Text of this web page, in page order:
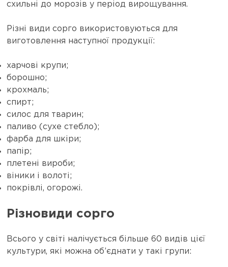
схильні до морозів у період вирощування.
Різні види сорго використовуються для
виготовлення наступної продукції:
харчові крупи;
борошно;
крохмаль;
спирт;
силос для тварин;
паливо (сухе стебло);
фарба для шкіри;
папір;
плетені вироби;
віники і волоті;
покрівлі, огорожі.
Різновиди сорго
Всього у світі налічується більше 60 видів цієї
культури, які можна об’єднати у такі групи: